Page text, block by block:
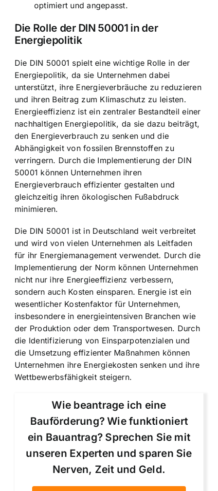
optimiert und angepasst.
Die Rolle der DIN 50001 in der
Energiepolitik
Die DIN 50001 spielt eine wichtige Rolle in der
Energiepolitik, da sie Unternehmen dabei
unterstützt, ihre Energieverbräuche zu reduzieren
und ihren Beitrag zum Klimaschutz zu leisten.
Energieeffizienz ist ein zentraler Bestandteil einer
nachhaltigen Energiepolitik, da sie dazu beiträgt,
den Energieverbrauch zu senken und die
Abhängigkeit von fossilen Brennstoffen zu
verringern. Durch die Implementierung der DIN
50001 können Unternehmen ihren
Energieverbrauch effizienter gestalten und
gleichzeitig ihren ökologischen Fußabdruck
minimieren.
Die DIN 50001 ist in Deutschland weit verbreitet
und wird von vielen Unternehmen als Leitfaden
für ihr Energiemanagement verwendet. Durch die
Implementierung der Norm können Unternehmen
nicht nur ihre Energieeffizienz verbessern,
sondern auch Kosten einsparen. Energie ist ein
wesentlicher Kostenfaktor für Unternehmen,
insbesondere in energieintensiven Branchen wie
der Produktion oder dem Transportwesen. Durch
die Identifizierung von Einsparpotenzialen und
die Umsetzung effizienter Maßnahmen können
Unternehmen ihre Energiekosten senken und ihre
Wettbewerbsfähigkeit steigern.
Wie beantrage ich eine
Bauförderung? Wie funktioniert
ein Bauantrag? Sprechen Sie mit
unseren Experten und sparen Sie
Nerven, Zeit und Geld.